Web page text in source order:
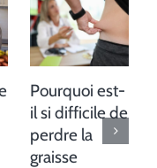
Pourquoi est-
il si difficile de
perdre la
graisse